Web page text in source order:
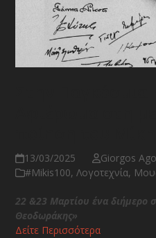
13/03/2025
Giorgos
#Μikis100,Λογοτεχνία,
22 &23 Μαρτίου ένα διήμερο
Θεοδωράκης»
Δείτε Περισσότερα